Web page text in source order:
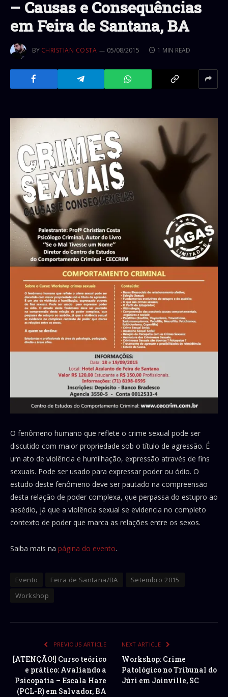
– Causas e Consequências
em Feira de Santana, BA
BY CHRISTIAN COSTA 05/08/2015 1 MIN READ
O fenômeno humano que reflete o crime sexual pode ser
discutido com maior propriedade sob o título de agressão. É
um ato de violência e humilhação, expressão através de fins
sexuais. Pode ser usado para expressar poder ou ódio. O
estudo deste fenômeno deve ser pautado na compreensão
desta relação de poder complexa, que perpassa do estupro ao
assédio, já que a violência sexual se evidencia no completo
contexto de poder que marca as relações entre os sexos.
Saiba mais na página do evento.
Evento Feira de Santana/BA
Setembro 2015
Workshop
PREVIOUS ARTICLE
[ATENÇÃO!] Curso teórico
e prático: Avaliando a
Psicopatia – Escala Hare
(PCL-R) em Salvador, BA
NEXT ARTICLE
Workshop: Crime
Patológico no Tribunal do
Júri em Joinville, SC